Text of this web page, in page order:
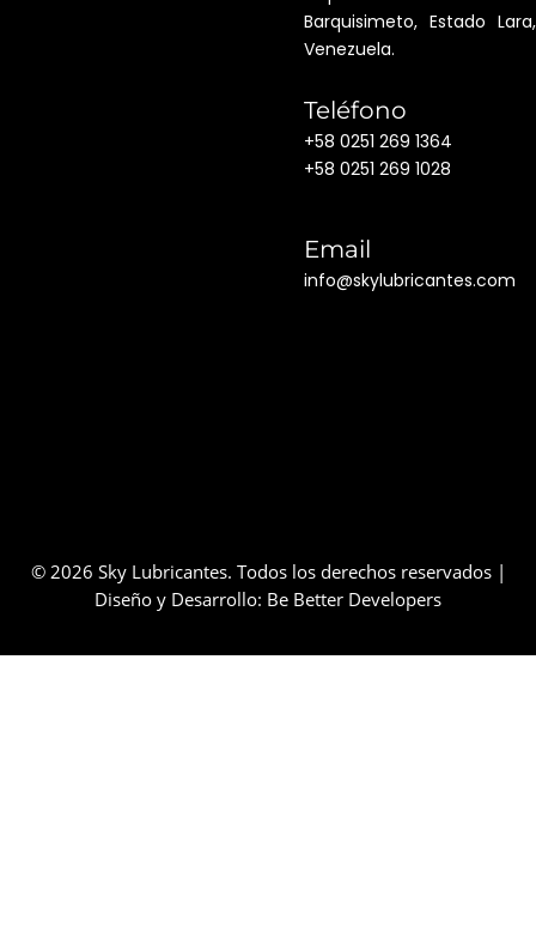
Barquisimeto, Estado Lara,
Venezuela.
Teléfono
+58 0251 269 1364
+58 0251 269 1028
Email
info@skylubricantes.com
© 2026 Sky Lubricantes. Todos los derechos reservados |
Diseño y Desarrollo: Be Better Developers